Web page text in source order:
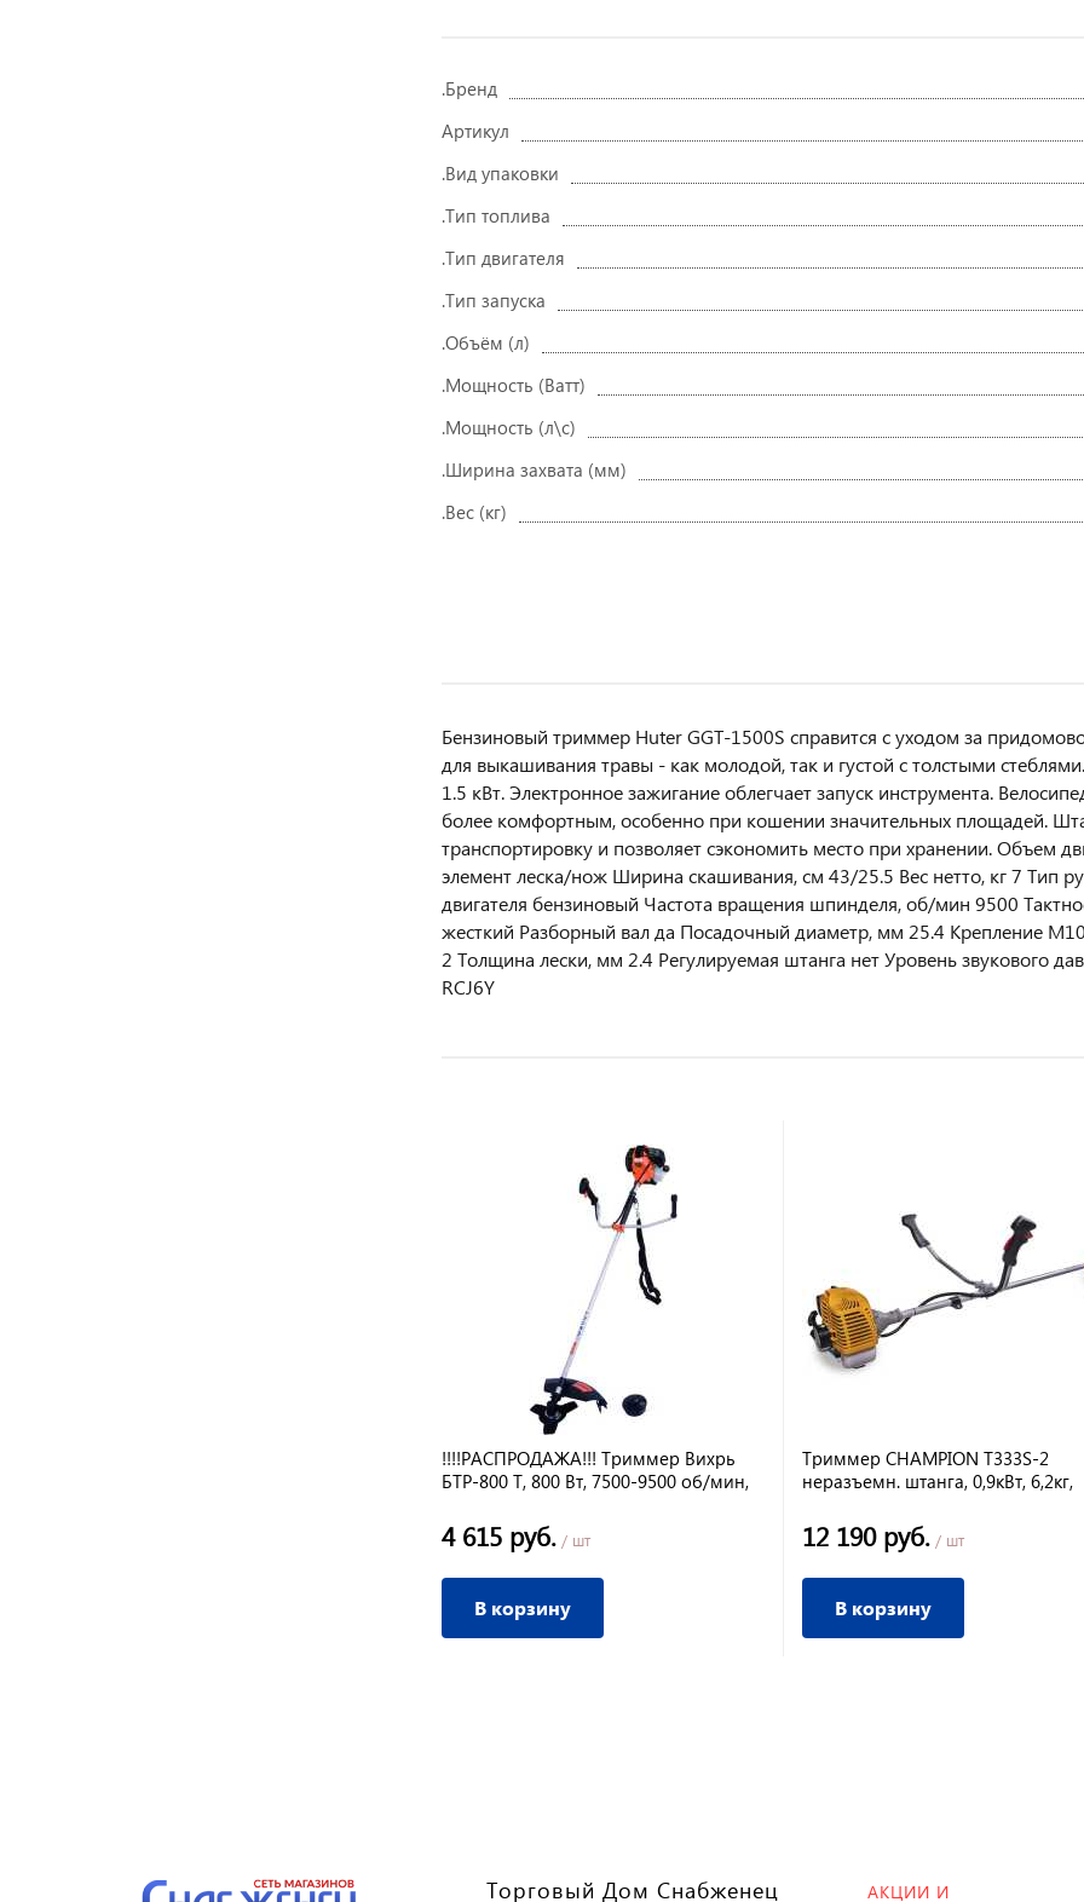
.Бренд
Артикул
.Вид упаковки
.Тип топлива
.Тип двигателя
.Тип запуска
.Объём (л)
.Мощность (Ватт)
.Мощность (л\с)
.Ширина захвата (мм)
.Вес (кг)
Бензиновый триммер Huter GGT-1500S справится с уходом за
для выкашивания травы - как молодой, так и густой с толстыми
1.5 кВт. Электронное зажигание облегчает запуск инструмента.
более комфортным, особенно при кошении значительных площадей.
транспортировку и позволяет сэкономить место при хранении. Объем
элемент леска/нож Ширина скашивания, см 43/25.5 Вес нетто, кг 7 Тип
двигателя бензиновый Частота вращения шпинделя, об/мин 9500
жесткий Разборный вал да Посадочный диаметр, мм 25.4 Крепление
2 Толщина лески, мм 2.4 Регулируемая штанга нет Уровень звукового
RCJ6Y
!!!!РАСПРОДАЖА!!! Триммер Вихрь
БТР-800 Т, 800 Вт, 7500-9500 об/мин,
4 615 руб. / шт
В корзину
Триммер CHAMPION T333S-2
неразъемн. штанга, 0,9кВт, 6,2кг,
12 190 руб. / шт
В корзину
Торговый Дом Снабженец АКЦИИ И